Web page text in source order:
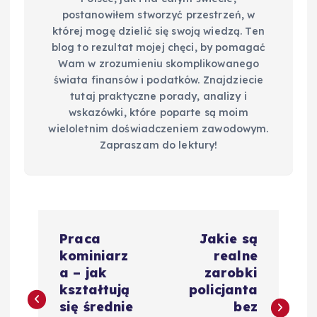
postanowiłem stworzyć przestrzeń, w
której mogę dzielić się swoją wiedzą. Ten
blog to rezultat mojej chęci, by pomagać
Wam w zrozumieniu skomplikowanego
świata finansów i podatków. Znajdziecie
tutaj praktyczne porady, analizy i
wskazówki, które poparte są moim
wieloletnim doświadczeniem zawodowym.
Zapraszam do lektury!
w
Praca
kominiarz
a – jak
kształtują
się średnie
Jakie są
realne
zarobki
policjanta
bez